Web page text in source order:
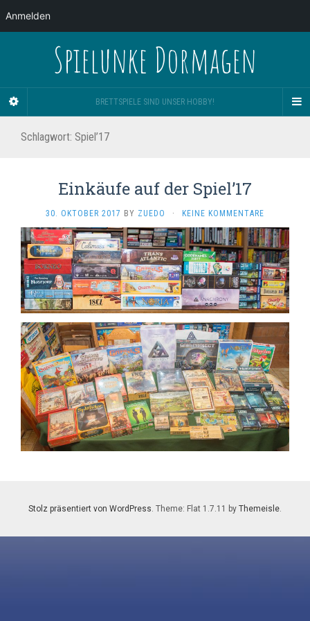
Spielunke Dormagen
BRETTSPIELE SIND UNSER HOBBY!
Schlagwort: Spiel’17
Einkäufe auf der Spiel’17
30. OKTOBER 2017 BY ZUEDO · KEINE KOMMENTARE
Stolz präsentiert von WordPress . Theme: Flat 1.7.11 by Themeisle
Anmelden